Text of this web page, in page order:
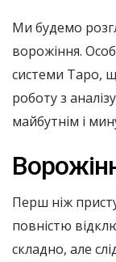
Ми будемо
ворожіння.
системи Таро,
роботу з
майбутнім і
Перш ніж
повністю
складно, але